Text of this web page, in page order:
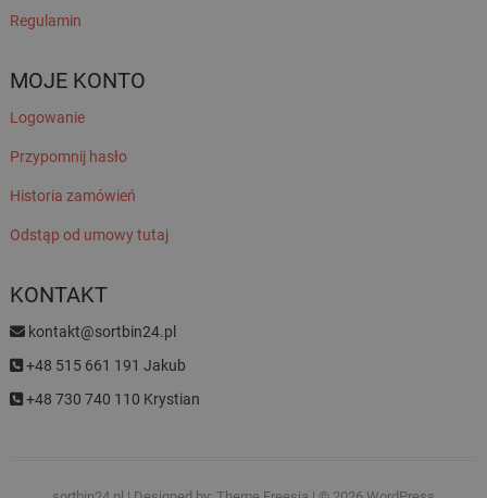
Regulamin
MOJE KONTO
Logowanie
Przypomnij hasło
Historia zamówień
Odstąp od umowy tutaj
KONTAKT
kontakt@sortbin24.pl
+48 515 661 191 Jakub
+48 730 740 110 Krystian